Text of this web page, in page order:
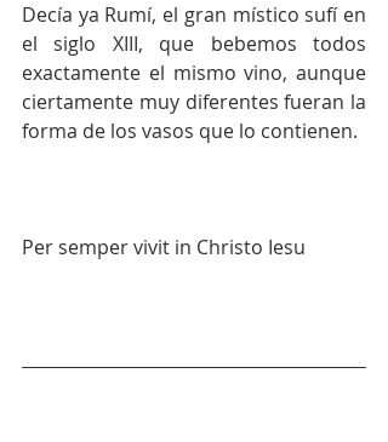
Decía ya Rumí, el gran místico sufí en
el siglo XIII, que bebemos todos
exactamente el mismo vino, aunque
ciertamente muy diferentes fueran la
forma de los vasos que lo contienen.
Per semper vivit in Christo Iesu